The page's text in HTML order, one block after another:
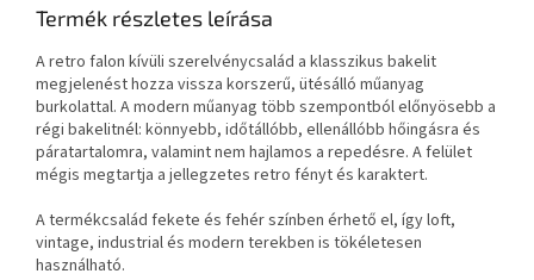
Termék részletes leírása
A retro falon kívüli szerelvénycsalád a klasszikus bakelit
megjelenést hozza vissza korszerű, ütésálló műanyag
burkolattal. A modern műanyag több szempontból előnyösebb a
régi bakelitnél: könnyebb, időtállóbb, ellenállóbb hőingásra és
páratartalomra, valamint nem hajlamos a repedésre. A felület
mégis megtartja a jellegzetes retro fényt és karaktert.
A termékcsalád fekete és fehér színben érhető el, így loft,
vintage, industrial és modern terekben is tökéletesen
használható.